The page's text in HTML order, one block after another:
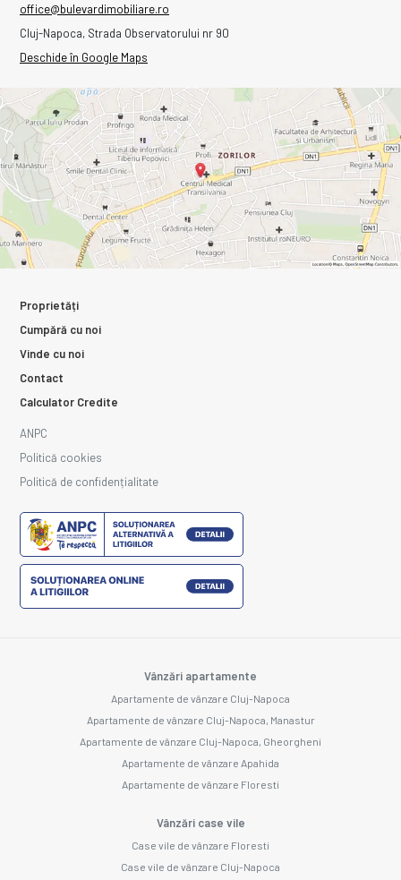
office@bulevardimobiliare.ro
Cluj-Napoca, Strada Observatorului nr 90
Deschide în Google Maps
Proprietăți
Cumpără cu noi
Vinde cu noi
Contact
Calculator Credite
ANPC
Politică cookies
Politică de confidențialitate
Vânzări apartamente
Apartamente de vânzare Cluj-Napoca
Apartamente de vânzare Cluj-Napoca, Manastur
Apartamente de vânzare Cluj-Napoca, Gheorgheni
Apartamente de vânzare Apahida
Apartamente de vânzare Floresti
Vânzări case vile
Case vile de vânzare Floresti
Case vile de vânzare Cluj-Napoca